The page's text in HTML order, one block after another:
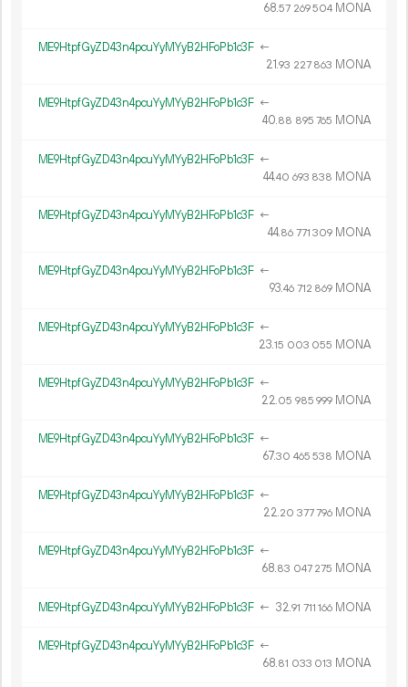
68.57 269504 MONA
ME9HtpfGyZD43n4pcuYyMYyB2HFoPb1c3F ←
21.93 227 863 MONA
ME9HtpfGyZD43n4pcuYyMYyB2HFoPb1c3F ←
40.88 895 765 MONA
ME9HtpfGyZD43n4pcuYyMYyB2HFoPb1c3F ←
44.40 693 838 MONA
ME9HtpfGyZD43n4pcuYyMYyB2HFoPb1c3F ←
44.86 771 309 MONA
ME9HtpfGyZD43n4pcuYyMYyB2HFoPb1c3F ←
93.46 712 869 MONA
ME9HtpfGyZD43n4pcuYyMYyB2HFoPb1c3F ←
23.15 003 055 MONA
ME9HtpfGyZD43n4pcuYyMYyB2HFoPb1c3F ←
22.05 985 999 MONA
ME9HtpfGyZD43n4pcuYyMYyB2HFoPb1c3F ←
67.30 465 538 MONA
ME9HtpfGyZD43n4pcuYyMYyB2HFoPb1c3F ←
22.20 377796 MONA
ME9HtpfGyZD43n4pcuYyMYyB2HFoPb1c3F ←
68.83 047 275 MONA
ME9HtpfGyZD43n4pcuYyMYyB2HFoPb1c3F ← 32.91 711 166 MONA
ME9HtpfGyZD43n4pcuYyMYyB2HFoPb1c3F ←
68.81 033 013 MONA